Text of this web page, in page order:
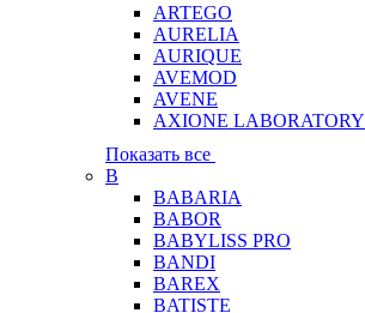
ARTEGO
AURELIA
AURIQUE
AVEMOD
AVENE
AXIONE LABORATORY
Показать все
B
BABARIA
BABOR
BABYLISS PRO
BANDI
BAREX
BATISTE